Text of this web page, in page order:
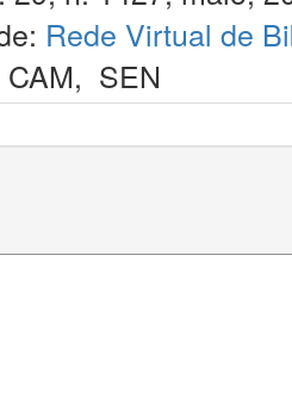
Rede Virtual de
CAM, SEN